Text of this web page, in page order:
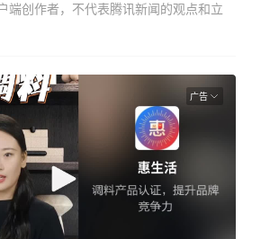
端创作者，不代表腾讯新闻的观点和立
广告